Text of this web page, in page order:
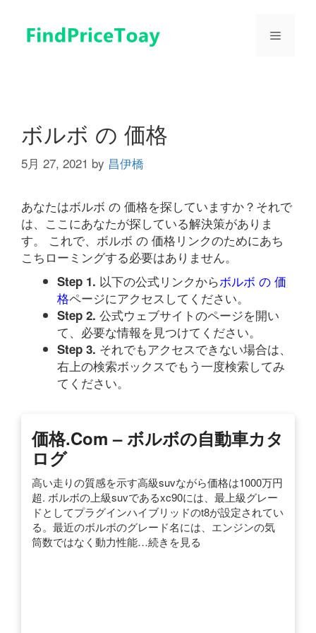
メ
ボルボ の 価格
5月 27, 2021 by 昌伊橋
あなたはボルボ の 価格を探していますか？それで
は、ここにあなたが探している解決策がありま
す。 これで、ボルボ の 価格リンクのためにあち
こちローミングする必要はありません。
Step 1. 以下の公式リンクからボルボ の 価
格ページにアクセスしてください。
Step 2. 公式ウェブサイトのページを開い
て、必要な情報を見つけてください。
Step 3. それでもアクセスできない場合は、
右上の検索ボックスでもう一度検索してみ
てください。
価格.com – ボルボの自動車カタ
ログ
高い走りの質感を示す高級suvながら価格は1000万円
超. ボルボの上級suvであるxc90には、最上級グレー
ドとしてプラグインハイブリッドのt8が設定されてい
る。最近のボルボのグレード名には、エンジンの気
筒数ではなく動力性能…続きを見る